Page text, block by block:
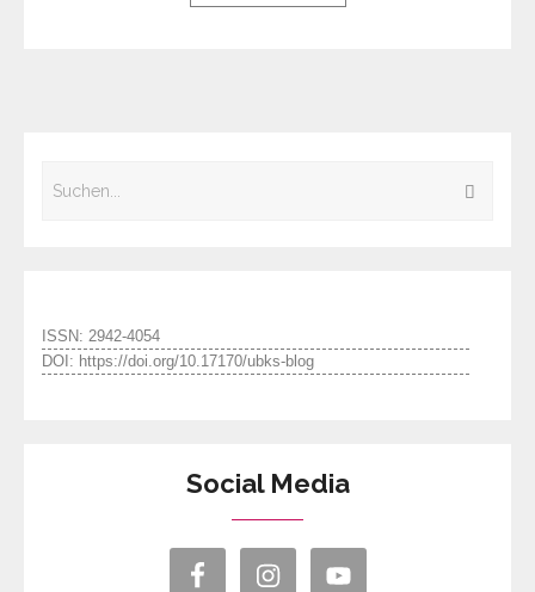
ISSN: 2942-4054
DOI: https://doi.org/10.17170/ubks-blog
Social Media